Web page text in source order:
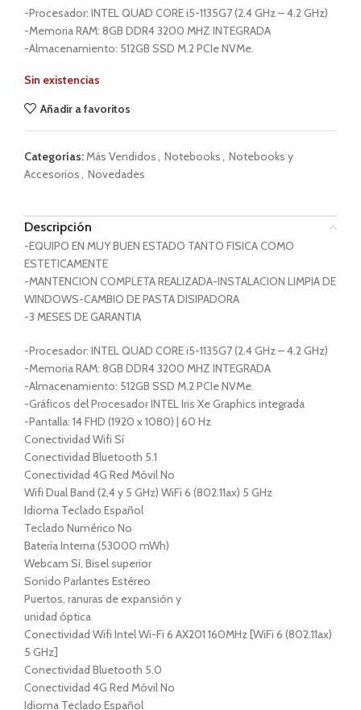
-Procesador: INTEL QUAD CORE i5-1135G7 (2.4 GHz – 4.2 GHz)
-Memoria RAM: 8GB DDR4 3200 MHZ INTEGRADA
-Almacenamiento: 512GB SSD M.2 PCIe NVMe.
Sin existencias
Añadir a favoritos
Categorías:Más Vendidos, Notebooks, Notebooks y
Accesorios, Novedades
Descripción
-EQUIPO EN MUY BUEN ESTADO TANTO FISICA COMO
ESTETICAMENTE
-MANTENCION COMPLETA REALIZADA-INSTALACION LIMPIA DE
WINDOWS-CAMBIO DE PASTA DISIPADORA
-3 MESES DE GARANTIA
-Procesador: INTEL QUAD CORE i5-1135G7 (2.4 GHz – 4.2 GHz)
-Memoria RAM: 8GB DDR4 3200 MHZ INTEGRADA
-Almacenamiento: 512GB SSD M.2 PCIe NVMe.
-Gráficos del Procesador INTEL Iris Xe Graphics integrada
-Pantalla: 14 FHD (1920 x 1080) | 60 Hz
Conectividad Wifi Sí
Conectividad Bluetooth 5.1
Conectividad 4G Red Móvil No
Wifi Dual Band (2,4 y 5 GHz) WiFi 6 (802.11ax) 5 GHz
Idioma Teclado Español
Teclado Numérico No
Batería Interna (53000 mWh)
Webcam Sí, Bisel superior
Sonido Parlantes Estéreo
Puertos, ranuras de expansión y
unidad óptica
Conectividad Wifi Intel Wi-Fi 6 AX201 160MHz [WiFi 6 (802.11ax)
5 GHz]
Conectividad Bluetooth 5.0
Conectividad 4G Red Móvil No
Idioma Teclado Español